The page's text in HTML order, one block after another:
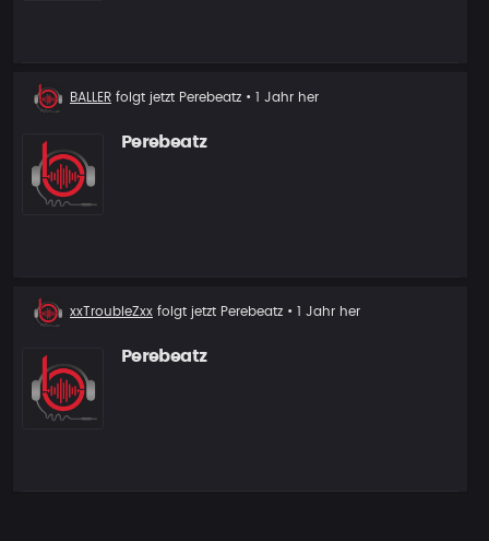
Neuer
BALLER folgt jetzt Perebeatz • 1 Jahr her
Perebeatz
Neuer
xxTroubleZxx folgt jetzt Perebeatz • 1 Jahr her
Perebeatz